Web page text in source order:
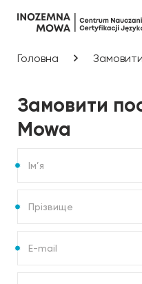
Головна
Замовити
Mowa
mail